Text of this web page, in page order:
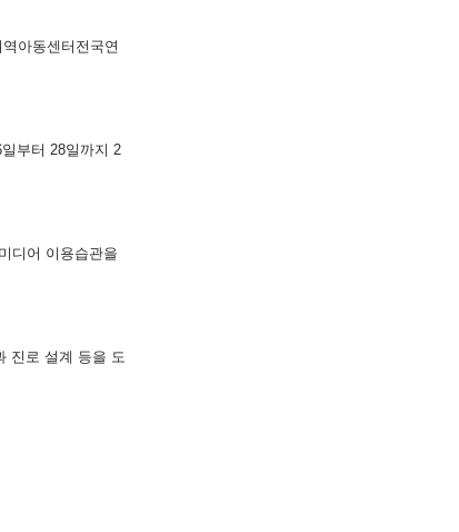
아동센터전국연
부터 28일까지 2
디어 이용습관을
진로 설계 등을 도